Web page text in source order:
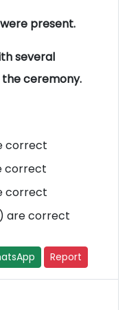
present.
several
ceremony.
correct
correct
correct
are correct
Report